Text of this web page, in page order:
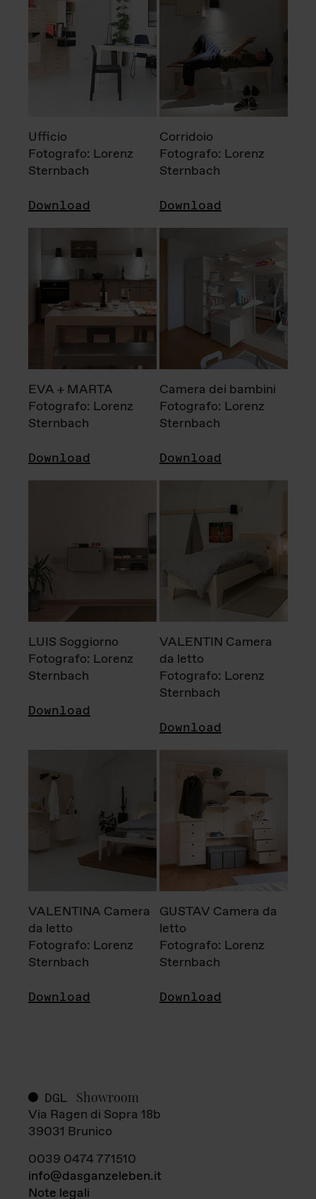
Ufficio
Fotografo: Lorenz
Sternbach
Download
Corridoio
Fotografo: Lorenz
Sternbach
Download
EVA + MARTA
Fotografo: Lorenz
Sternbach
Download
Camera dei bambini
Fotografo: Lorenz
Sternbach
Download
LUIS Soggiorno
Fotografo: Lorenz
Sternbach
Download
VALENTIN Camera
da letto
Fotografo: Lorenz
Sternbach
Download
VALENTINA Camera
da letto
Fotografo: Lorenz
Sternbach
Download
GUSTAV Camera da
letto
Fotografo: Lorenz
Sternbach
Download
DGL Showroom
Via Ragen di Sopra 18b
39031 Brunico
0039 0474 771510
info@dasganzeleben.it
Note legali